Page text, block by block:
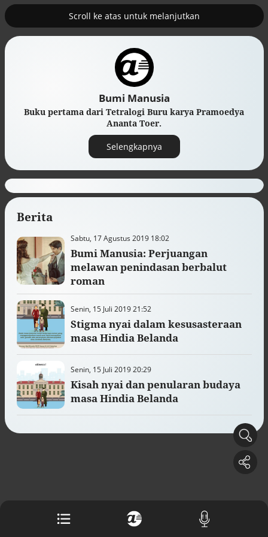
Scroll ke atas untuk melanjutkan
Bumi Manusia
Buku pertama dari Tetralogi Buru karya Pramoedya
Ananta Toer.
Selengkapnya
Berita
Sabtu, 17 Agustus 2019 18:02
Bumi Manusia: Perjuangan
melawan penindasan berbalut
roman
Senin, 15 Juli 2019 21:52
Stigma nyai dalam kesusasteraan
masa Hindia Belanda
Senin, 15 Juli 2019 20:29
Kisah nyai dan penularan budaya
masa Hindia Belanda
nuklir
Pemulihan ekonomi Aceh terus
diakselerasi
Efek jera untuk pejabat abai LHKPN
Alinea.id - Peristiwa
Buku berusia 900 tahun ditemukan di
arsip rahasia Vatikan, ada prediksi
Alinea.id - Peristiwa
Akar persoalan berulangnya kekerasan
DPR minta penerbitan sertifikat pagar
laut diproses hukum
Mungkinkah duet Anies-Ahok terealisasi
Alinea.id - Peristiwa